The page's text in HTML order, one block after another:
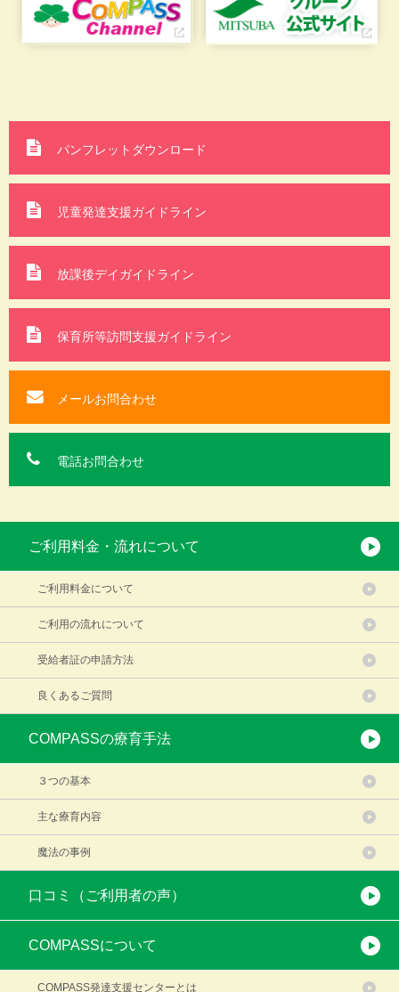
ご利用料金・流れについて
ご利用料金について
ご利用の流れについて
受給者証の申請方法
良くあるご質問
COMPASSの療育手法
３つの基本
主な療育内容
魔法の事例
口コミ（ご利用者の声）
COMPASSについて
COMPASS発達支援センターとは
パンフレットダウンロード
児童発達支援ガイドライン
放課後デイガイドライン
保育所等訪問支援ガイドライン
メールお問合わせ
電話お問合わせ